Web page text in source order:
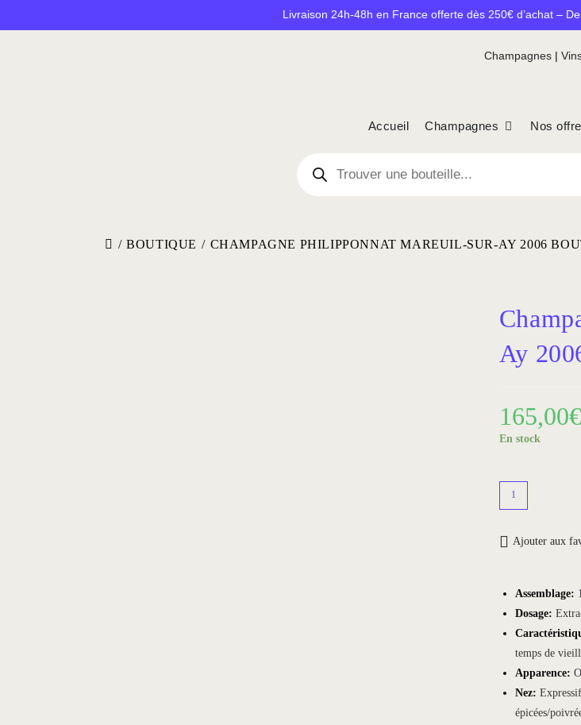
Livraison 24h-48h en France offerte dès 250€ d’achat –
Champagnes |
Accueil Champagnes Nos
/ BOUTIQUE / CHAMPAGNE PHILIPPONNAT MAREUIL-SUR-AY 2006
Ay
165,00€
En stock
Ajouter aux
Assemblage:
Dosage:
temps de
Apparence:
Nez:
épicées/